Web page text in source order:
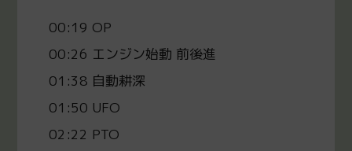
00:19 OP
00:26 エンジン始動 前後進
01:38 自動耕深
01:50 UFO
02:22 PTO